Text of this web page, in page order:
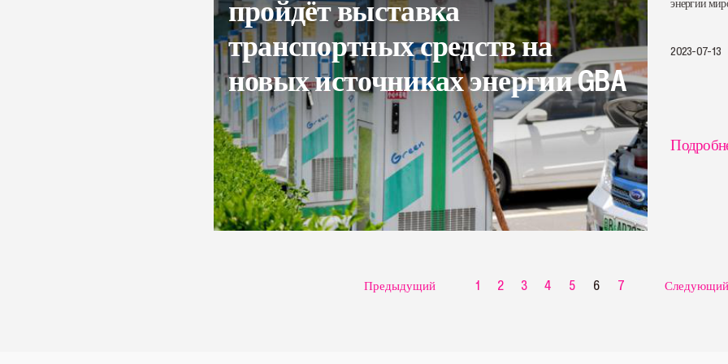
пройдёт выставка
транспортных средств на
новых источниках энергии GBA
2023-07-13
Предыдущий 1 2 3 4 5 6 7 Следующий